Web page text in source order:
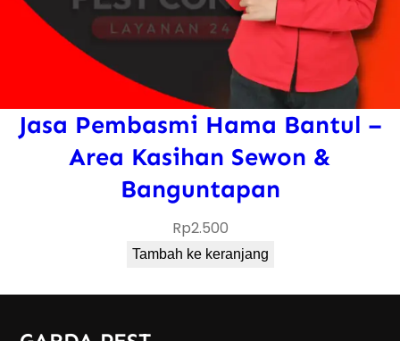
Jasa Pembasmi Hama Bantul –
Area Kasihan Sewon &
Banguntapan
Rp2.500
Tambah ke keranjang